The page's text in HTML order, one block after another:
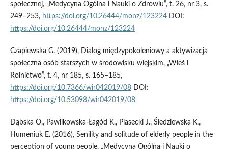
społecznej, „Medycyna Ogólna i Nauki o Zdrowiu”, t. 26, nr 3, s.
249–253, https://doi.org/10.26444/monz/123224DOI:
https://doi.org/10.26444/monz/123224
Czapiewska G. (2019), Dialog międzypokoleniowy a aktywizacja
społeczna osób starszych w środowisku wiejskim, „Wieś i
Rolnictwo”, t. 4, nr 185, s. 165–185,
https://doi.org/10.7366/wir042019/08DOI:
https://doi.org/10.53098/wir042019/08
Dąbska O., Pawlikowska‑Łagód K., Piasecki J., Śledziewska K.,
Humeniuk E. (2016), Senility and solitude of elderly people in the
perception of young people, „Medycyna Ogólna i Nauki o